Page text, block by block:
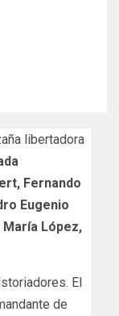
libertadora
Fernando
Eugenio
María López,
El
de